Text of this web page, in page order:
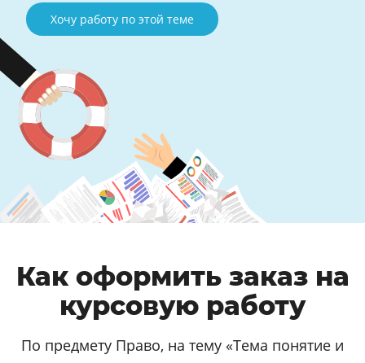
Хочу работу по этой теме
Как оформить заказ на
курсовую работу
По предмету Право, на тему «Тема понятие и